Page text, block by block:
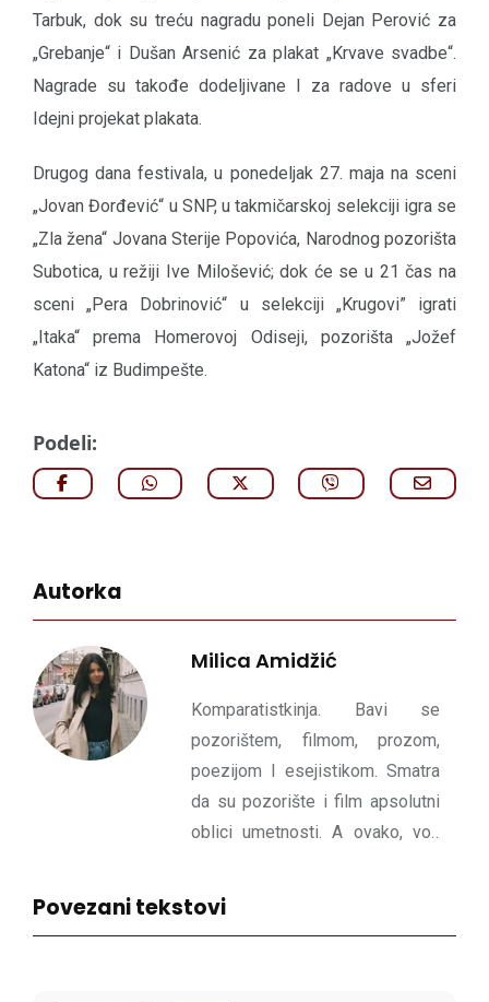
Tarbuk, dok su treću nagradu poneli Dejan Perović za
„Grebanje“ i Dušan Arsenić za plakat „Krvave svadbe“.
Nagrade su takođe dodeljivane I za radove u sferi
Idejni projekat plakata.
Drugog dana festivala, u ponedeljak 27. maja na sceni
„Jovan Đorđević“ u SNP, u takmičarskoj selekciji igra se
„Zla žena“ Jovana Sterije Popovića, Narodnog pozorišta
Subotica, u režiji Ive Milošević; dok će se u 21 čas na
sceni „Pera Dobrinović“ u selekciji „Krugovi” igrati
„Itaka“ prema Homerovoj Odiseji, pozorišta „Jožef
Katona“ iz Budimpešte.
Podeli:
Autorka
Milica Amidžić
Komparatistkinja. Bavi se
pozorištem, filmom, prozom,
poezijom I esejistikom. Smatra
da su pozorište i film apsolutni
oblici umetnosti. A ovako, voli
jugoslovenski crni talas. Talase
Povezani tekstovi